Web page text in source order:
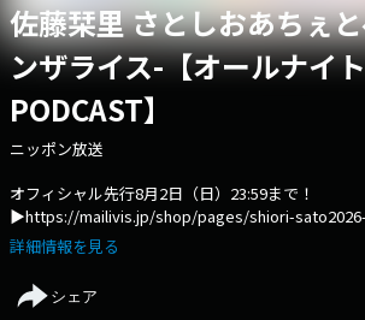
佐藤栞里 さとしおあちぇ
ンザライス-【オールナイ
PODCAST】
ニッポン放送
オフィシャル先行8月2日（日）23:59まで！
▶︎https://mailivis.jp/shop/pages/shiori-
～佐藤栞里25周年＆「さとしおあちぇとぺぺ」2周
しおあぺぺりてぃーぼ！！」2026年11月2日（月
明》モデルでタレントの佐藤栞里が、日々の生活
詳細情報を見る
シェア